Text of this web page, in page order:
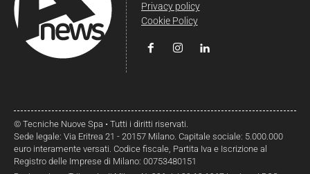
Privacy policy
Cookie Policy
© Tecniche Nuove Spa • Tutti i diritti riservati.
Sede legale: Via Eritrea 21 - 20157 Milano. Capitale sociale: 5.000.000
euro interamente versati. Codice fiscale, Partita Iva e Iscrizione al
Registro delle Imprese di Milano: 00753480151